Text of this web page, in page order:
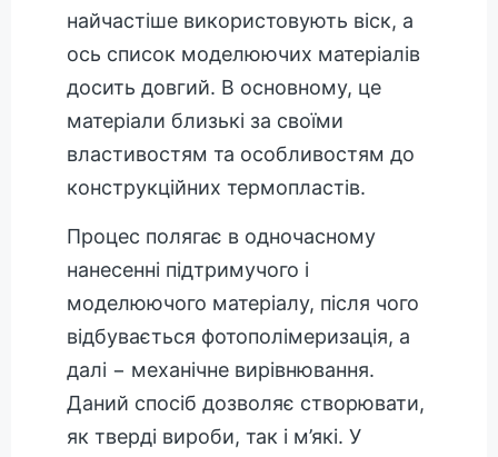
найчастіше використовують віск, а
ось список моделюючих матеріалів
досить довгий. В основному, це
матеріали близькі за своїми
властивостям та особливостям до
конструкційних термопластів.
Процес полягає в одночасному
нанесенні підтримучого і
моделюючого матеріалу, після чого
відбувається фотополімеризація, а
далі − механічне вирівнювання.
Даний спосіб дозволяє створювати,
як тверді вироби, так і м’які. У